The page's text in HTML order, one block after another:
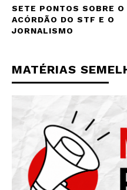
SETE PONTOS SOBRE O
ACÓRDÃO DO STF E O
JORNALISMO
MATÉRIAS